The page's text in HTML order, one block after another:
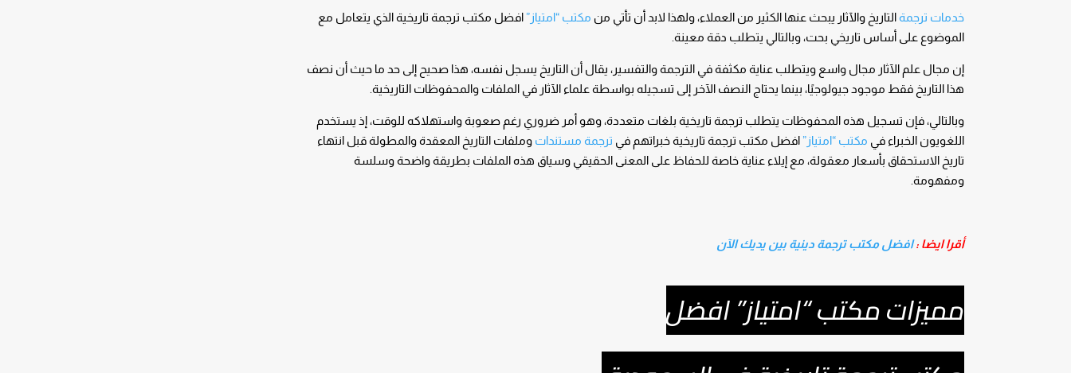
خدمات ترجمةالتاريخ والآثار يبحث عنها الكثير من العملاء، ولهذا لابد أن تأتي من مكتب “امتياز” افضل مكتب ترجمة تاريخية الذي يتعامل مع
الموضوع على أساس تاريخي بحت، وبالتالي يتطلب دقة معينة.
إن مجال علم الآثار مجال واسع ويتطلب عناية مكثفة في الترجمة والتفسير، يقال أن التاريخ يسجل نفسه، هذا صحيح إلى حد ما حيث أن نصف
هذا التاريخ فقط موجود جيولوجيًا، بينما يحتاج النصف الآخر إلى تسجيله بواسطة علماء الآثار في الملفات والمحفوظات التاريخية.
وبالتالي، فإن تسجيل هذه المحفوظات يتطلب ترجمة تاريخية بلغات متعددة، وهو أمر ضروري رغم صعوبة واستهلاكه للوقت، إذ يستخدم
اللغويون الخبراء في مكتب “امتياز” افضل مكتب ترجمة تاريخية خبراتهم في ترجمة مستندات وملفات التاريخ المعقدة والمطولة قبل انتهاء
تاريخ الاستحقاق بأسعار معقولة، مع إيلاء عناية خاصة للحفاظ على المعنى الحقيقي وسياق هذه الملفات بطريقة واضحة وسلسة
ومفهومة.
أقرا ايضا :افضل مكتب ترجمة دينية بين يديك الآن
مميزات مكتب “امتياز” افضل